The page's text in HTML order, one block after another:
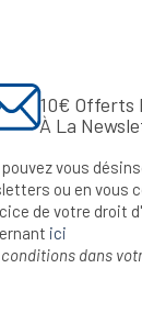
10€ Offerts
À La
pouvez vous
ou en vous
de votre droit
ici
dans